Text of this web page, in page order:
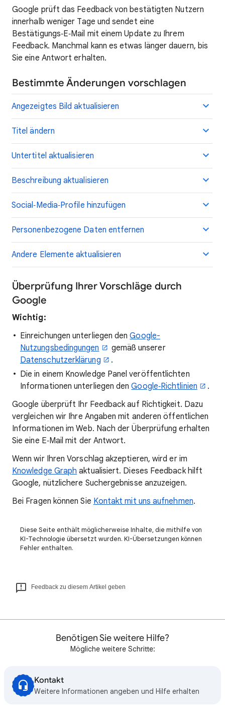
Google prüft das Feedback von bestätigten Nutzern
innerhalb weniger Tage und sendet eine
Bestätigungs‑E‑Mail mit einem Update zu Ihrem
Feedback. Manchmal kann es etwas länger dauern, bis
Sie eine Antwort erhalten.
Bestimmte Änderungen vorschlagen
Angezeigtes Bild aktualisieren
Titel ändern
Untertitel aktualisieren
Beschreibung aktualisieren
Social‑Media‑Profile hinzufügen
Personenbezogene Daten entfernen
Andere Elemente aktualisieren
Überprüfung Ihrer Vorschläge durch
Google
Wichtig:
Einreichungen unterliegen denGoogle-
Nutzungsbedingungen
gemäß unserer
Datenschutzerklärung
.
Die in einem Knowledge Panel veröffentlichten
Informationen unterliegen denGoogle‑Richtlinien
.
Google überprüft Ihr Feedback auf Richtigkeit. Dazu
vergleichen wir Ihre Angaben mit anderen öffentlichen
Informationen im Web. Nach der Überprüfung erhalten
Sie eine E‑Mail mit der Antwort.
Wenn wir Ihren Vorschlag akzeptieren, wird er im
Knowledge Graph aktualisiert. Dieses Feedback hilft
Google, nützlichere Suchergebnisse anzuzeigen.
Bei Fragen können Sie Kontakt mit uns aufnehmen.
Diese Seite enthält möglicherweise Inhalte, die mithilfe von
KI-Technologie übersetzt wurden. KI-Übersetzungen können
Fehler enthalten.
Feedback zu diesem Artikel geben
Benötigen Sie weitere Hilfe?
Mögliche weitere Schritte:
Kontakt
Weitere Informationen angeben und Hilfe erhalten